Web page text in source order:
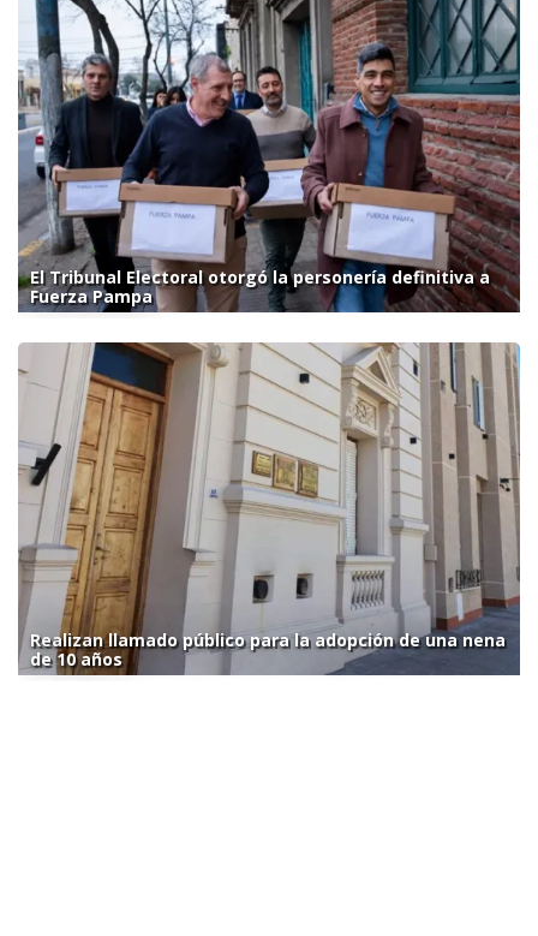
El Tribunal Electoral otorgó la personería definitiva a
Fuerza Pampa
Realizan llamado público para la adopción de una nena
de 10 años